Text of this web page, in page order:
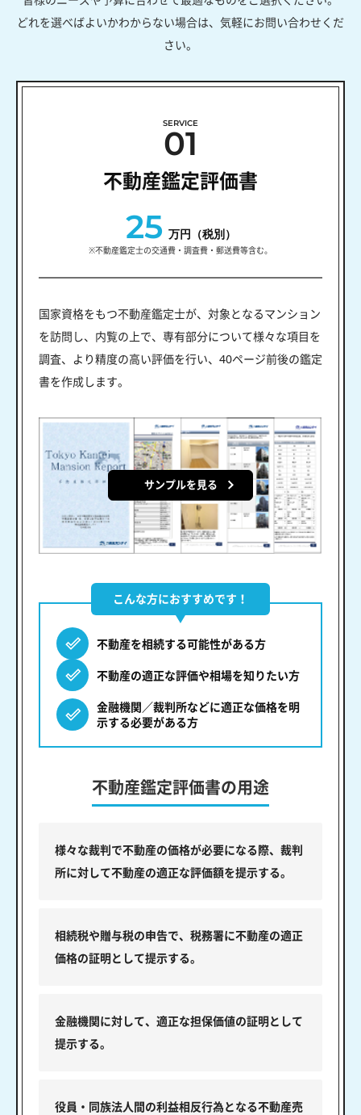
どれを選べばよいかわからない場合は、気軽にお問い合わせくだ
さい。
SERVICE
01
不動産鑑定評価書
25 万円（税別）
※不動産鑑定士の交通費・調査費・郵送費等含む。
国家資格をもつ不動産鑑定士が、対象となるマンション
を訪問し、内覧の上で、専有部分について様々な項目を
調査、より精度の高い評価を行い、40ページ前後の鑑定
書を作成します。
サンプルを見る
こんな方におすすめです！
不動産を相続する可能性がある方
不動産の適正な評価や相場を知りたい方
金融機関／裁判所などに適正な価格を明
示する必要がある方
不動産鑑定評価書の用途
様々な裁判で不動産の価格が必要になる際、裁判
所に対して不動産の適正な評価額を提示する。
相続税や贈与税の申告で、税務署に不動産の適正
価格の証明として提示する。
金融機関に対して、適正な担保価値の証明として
提示する。
役員・同族法人間の利益相反行為となる不動産売